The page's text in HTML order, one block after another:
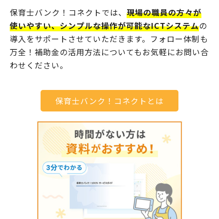
保育士バンク！コネクトでは、 現場の職員の方々が
使いやすい、シンプルな操作が可能なICTシステムの
導入をサポートさせていただきます。フォロー体制も
万全！補助金の活用方法についてもお気軽にお問い合
わせください。
保育士バンク！コネクトとは